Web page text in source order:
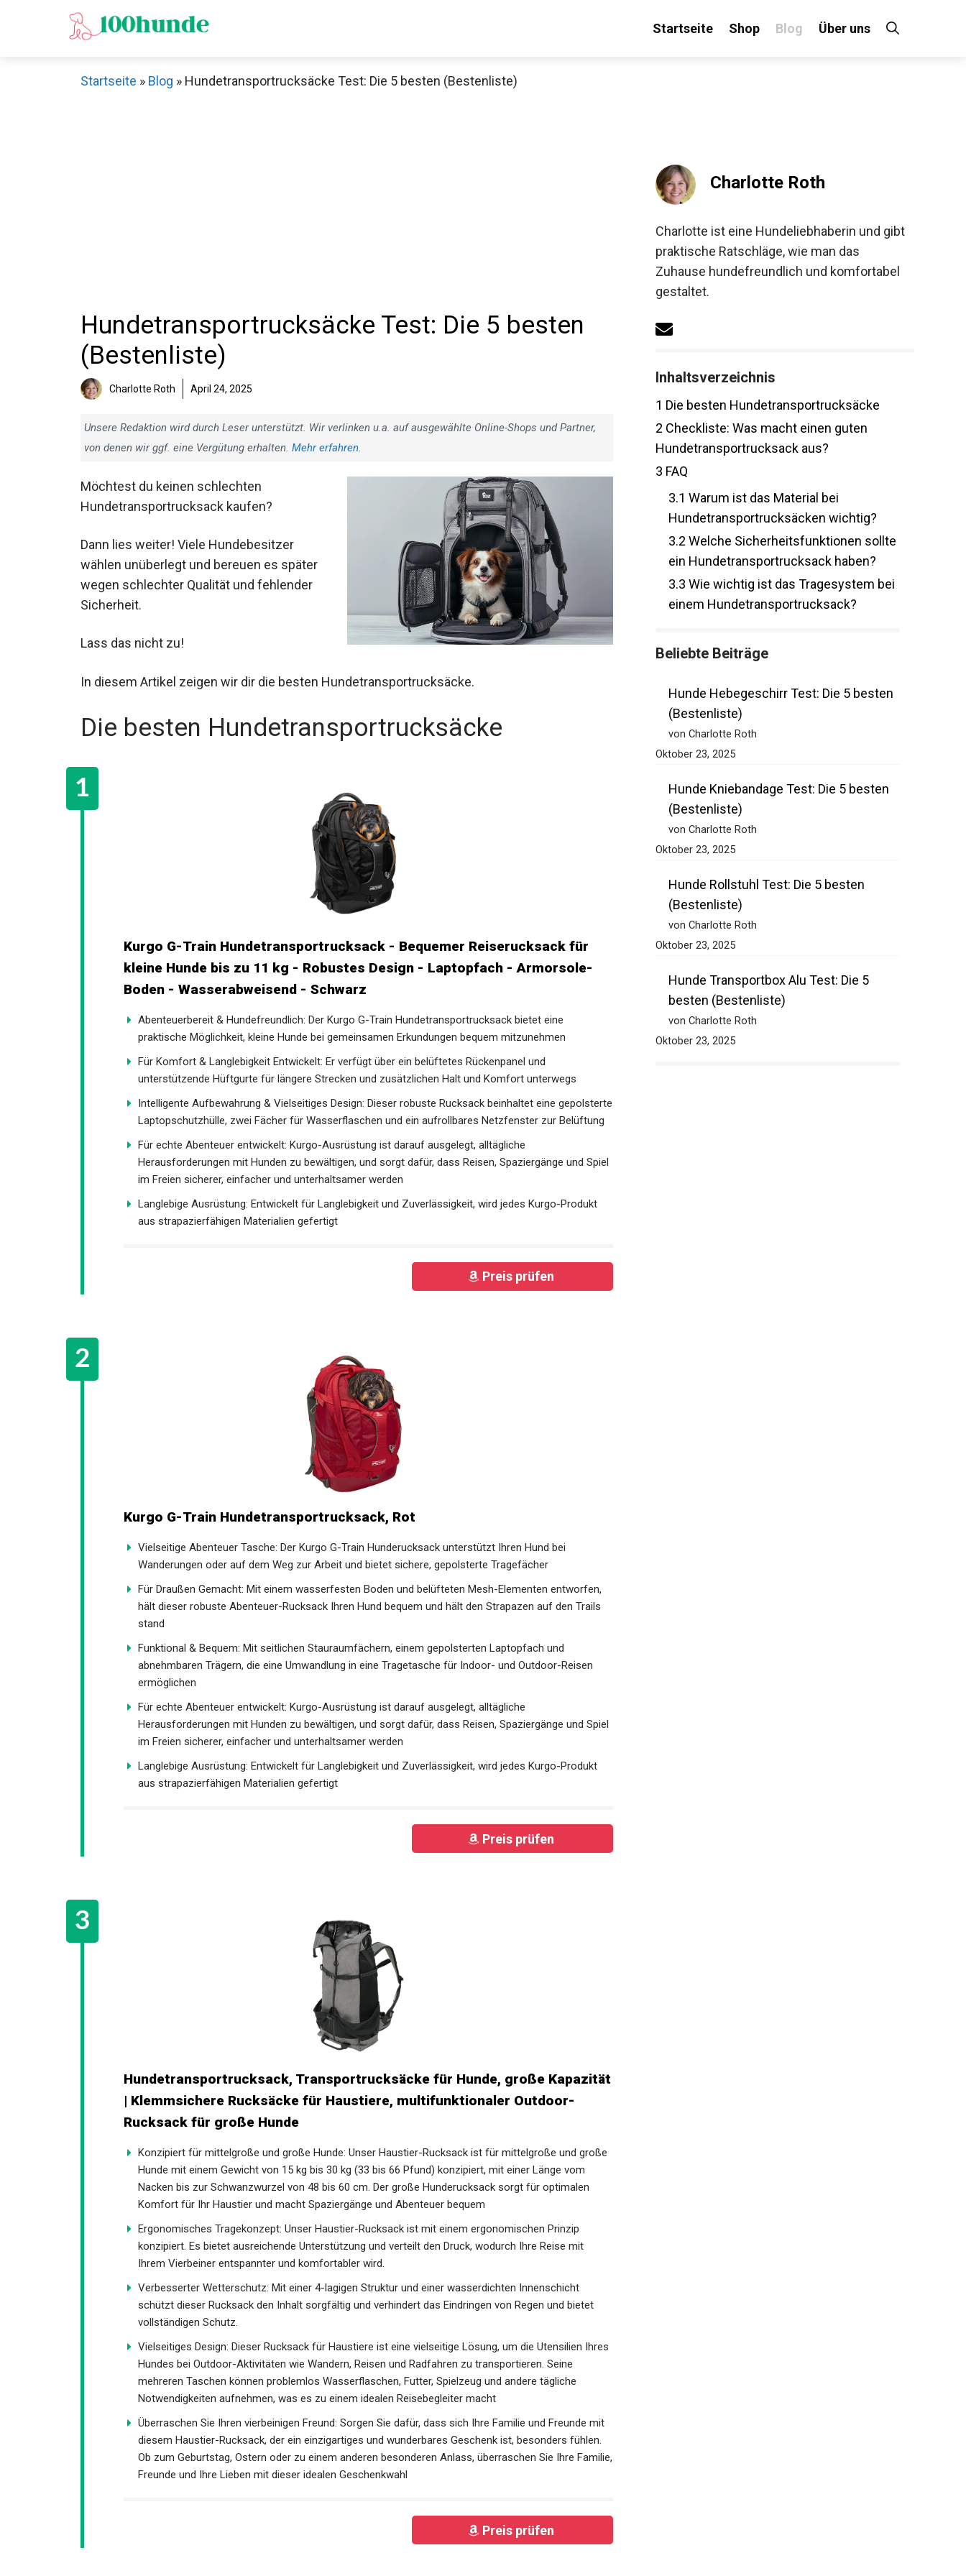
Startseite Shop Blog Über uns
Startseite » Blog » Hundetransportrucksäcke Test: Die 5 besten (Bestenliste)
Hundetransportrucksäcke Test: Die 5 besten
(Bestenliste)
Charlotte Roth April 24, 2025
Unsere Redaktion wird durch Leser unterstützt. Wir verlinken u.a. auf ausgewählte Online-Shops und Partner,
von denen wir ggf. eine Vergütung erhalten. Mehr erfahren.
Möchtest du keinen schlechten
Hundetransportrucksack kaufen?
Dann lies weiter! Viele Hundebesitzer
wählen unüberlegt und bereuen es später
wegen schlechter Qualität und fehlender
Sicherheit.
Lass das nicht zu!
In diesem Artikel zeigen wir dir die besten Hundetransportrucksäcke.
Die besten Hundetransportrucksäcke
Kurgo G-Train Hundetransportrucksack - Bequemer Reiserucksack für
kleine Hunde bis zu 11 kg - Robustes Design - Laptopfach - Armorsole-
Boden - Wasserabweisend - Schwarz
Abenteuerbereit & Hundefreundlich: Der Kurgo G-Train Hundetransportrucksack bietet eine
praktische Möglichkeit, kleine Hunde bei gemeinsamen Erkundungen bequem mitzunehmen
Für Komfort & Langlebigkeit Entwickelt: Er verfügt über ein belüftetes Rückenpanel und
unterstützende Hüftgurte für längere Strecken und zusätzlichen Halt und Komfort unterwegs
Intelligente Aufbewahrung & Vielseitiges Design: Dieser robuste Rucksack beinhaltet eine gepolsterte
Laptopschutzhülle, zwei Fächer für Wasserflaschen und ein aufrollbares Netzfenster zur Belüftung
Für echte Abenteuer entwickelt: Kurgo-Ausrüstung ist darauf ausgelegt, alltägliche
Herausforderungen mit Hunden zu bewältigen, und sorgt dafür, dass Reisen, Spaziergänge und Spiel
im Freien sicherer, einfacher und unterhaltsamer werden
Langlebige Ausrüstung: Entwickelt für Langlebigkeit und Zuverlässigkeit, wird jedes Kurgo-Produkt
aus strapazierfähigen Materialien gefertigt
Preis prüfen
Kurgo G-Train Hundetransportrucksack, Rot
Vielseitige Abenteuer Tasche: Der Kurgo G-Train Hunderucksack unterstützt Ihren Hund bei
Wanderungen oder auf dem Weg zur Arbeit und bietet sichere, gepolsterte Tragefächer
Für Draußen Gemacht: Mit einem wasserfesten Boden und belüfteten Mesh-Elementen entworfen,
hält dieser robuste Abenteuer-Rucksack Ihren Hund bequem und hält den Strapazen auf den Trails
stand
Funktional & Bequem: Mit seitlichen Stauraumfächern, einem gepolsterten Laptopfach und
abnehmbaren Trägern, die eine Umwandlung in eine Tragetasche für Indoor- und Outdoor-Reisen
ermöglichen
Für echte Abenteuer entwickelt: Kurgo-Ausrüstung ist darauf ausgelegt, alltägliche
Herausforderungen mit Hunden zu bewältigen, und sorgt dafür, dass Reisen, Spaziergänge und Spiel
im Freien sicherer, einfacher und unterhaltsamer werden
Langlebige Ausrüstung: Entwickelt für Langlebigkeit und Zuverlässigkeit, wird jedes Kurgo-Produkt
aus strapazierfähigen Materialien gefertigt
Preis prüfen
Hundetransportrucksack, Transportrucksäcke für Hunde, große Kapazität
| Klemmsichere Rucksäcke für Haustiere, multifunktionaler Outdoor-
Rucksack für große Hunde
Konzipiert für mittelgroße und große Hunde: Unser Haustier-Rucksack ist für mittelgroße und große
Hunde mit einem Gewicht von 15 kg bis 30 kg (33 bis 66 Pfund) konzipiert, mit einer Länge vom
Nacken bis zur Schwanzwurzel von 48 bis 60 cm. Der große Hunderucksack sorgt für optimalen
Komfort für Ihr Haustier und macht Spaziergänge und Abenteuer bequem
Ergonomisches Tragekonzept: Unser Haustier-Rucksack ist mit einem ergonomischen Prinzip
konzipiert. Es bietet ausreichende Unterstützung und verteilt den Druck, wodurch Ihre Reise mit
Ihrem Vierbeiner entspannter und komfortabler wird.
Verbesserter Wetterschutz: Mit einer 4-lagigen Struktur und einer wasserdichten Innenschicht
schützt dieser Rucksack den Inhalt sorgfältig und verhindert das Eindringen von Regen und bietet
vollständigen Schutz.
Vielseitiges Design: Dieser Rucksack für Haustiere ist eine vielseitige Lösung, um die Utensilien Ihres
Hundes bei Outdoor-Aktivitäten wie Wandern, Reisen und Radfahren zu transportieren. Seine
mehreren Taschen können problemlos Wasserflaschen, Futter, Spielzeug und andere tägliche
Notwendigkeiten aufnehmen, was es zu einem idealen Reisebegleiter macht
Überraschen Sie Ihren vierbeinigen Freund: Sorgen Sie dafür, dass sich Ihre Familie und Freunde mit
diesem Haustier-Rucksack, der ein einzigartiges und wunderbares Geschenk ist, besonders fühlen.
Ob zum Geburtstag, Ostern oder zu einem anderen besonderen Anlass, überraschen Sie Ihre Familie,
Freunde und Ihre Lieben mit dieser idealen Geschenkwahl
Preis prüfen
Charlotte Roth
Charlotte ist eine Hundeliebhaberin und gibt
praktische Ratschläge, wie man das
Zuhause hundefreundlich und komfortabel
gestaltet.
Inhaltsverzeichnis
1 Die besten Hundetransportrucksäcke
2 Checkliste: Was macht einen guten
Hundetransportrucksack aus?
3 FAQ
3.1 Warum ist das Material bei
Hundetransportrucksäcken wichtig?
3.2 Welche Sicherheitsfunktionen sollte
ein Hundetransportrucksack haben?
3.3 Wie wichtig ist das Tragesystem bei
einem Hundetransportrucksack?
Beliebte Beiträge
Hunde Hebegeschirr Test: Die 5 besten
(Bestenliste)
von Charlotte Roth
Oktober 23, 2025
Hunde Kniebandage Test: Die 5 besten
(Bestenliste)
von Charlotte Roth
Oktober 23, 2025
Hunde Rollstuhl Test: Die 5 besten
(Bestenliste)
von Charlotte Roth
Oktober 23, 2025
Hunde Transportbox Alu Test: Die 5
besten (Bestenliste)
von Charlotte Roth
Oktober 23, 2025